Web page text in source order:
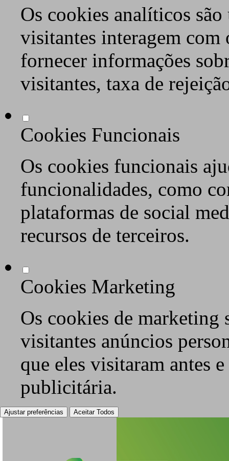
Os cookies analíticos são
visitantes interagem com
fornecer informações
visitantes, taxa de
Cookies Funcionais
Os cookies funcionais
funcionalidades, como
plataformas de social
recursos de terceiros.
Cookies Marketing
Os cookies de marketing
visitantes anúncios
que eles visitaram antes
publicitária.
Ajustar preferências Aceitar Todos